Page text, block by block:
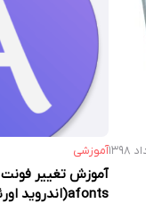
آموزشی
آموزش تغییر
afonts(اندروید اورئو و نوقا 7 و8)